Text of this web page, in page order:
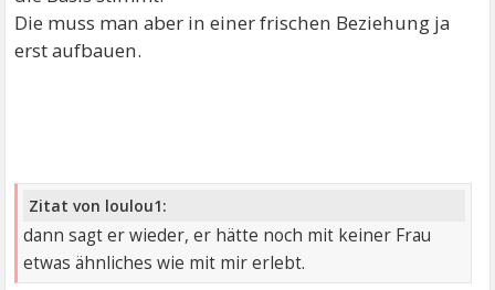
Die muss man aber in einer frischen Beziehung ja
erst aufbauen.
Zitat von loulou1:
dann sagt er wieder, er hätte noch mit keiner Frau
etwas ähnliches wie mit mir erlebt.